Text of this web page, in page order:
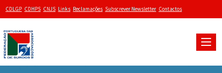
CDLGP CDHPS CNJS Links Reclamações Subscrever Newsletter Contactos
Toggle